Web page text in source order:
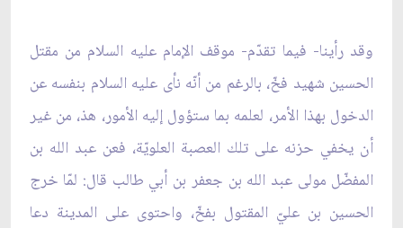
وقد رأينا- فيما تقدّم- موقف الإمام عليه السلام من مقتل
الحسين شهيد فخّ، بالرغم من أنّه نأى عليه السلام بنفسه عن
الدخول بهذا الأمر، لعلمه بما ستؤول إليه الأمور، هذ، من غير
أن يخفي حزنه على تلك العصبة العلويّة، فعن عبد الله بن
المفضّل مولى عبد الله بن جعفر بن أبي طالب قال: لمّا خرج
الحسين بن عليّ المقتول بفخّ، واحتوى على المدينة دعا